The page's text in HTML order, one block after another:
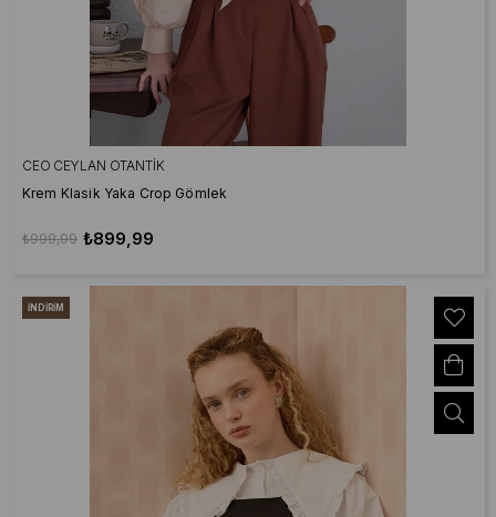
CEO CEYLAN OTANTIK
Krem Klasik Yaka Crop Gömlek
₺899,99
₺999,99
İNDIRIM